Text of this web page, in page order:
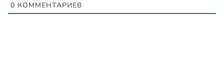
0 КОММЕНТАРИЕВ